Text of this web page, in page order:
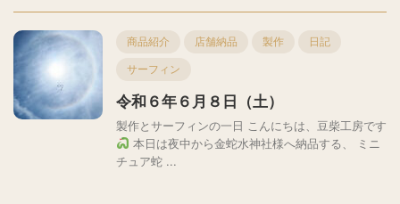
商品紹介 店舗納品 製作 日記
サーフィン
令和６年６月８日（土）
製作とサーフィンの一日 こんにちは、豆柴工房です
本日は夜中から金蛇水神社様へ納品する、 ミニ
チュア蛇 ...